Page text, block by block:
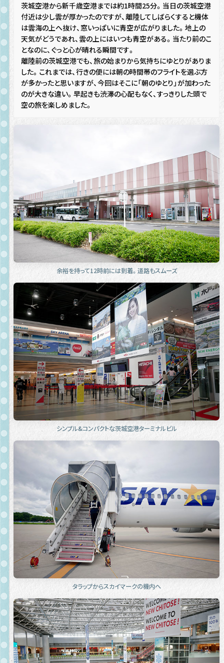
茨城空港から新千歳空港までは約1時間25分。当日の茨城空港
付近は少し雲が厚かったのですが、離陸してしばらくすると機体
は雲海の上へ抜け、窓いっぱいに青空が広がりました。地上の
天気がどうであれ、雲の上にはいつも青空がある。当たり前のこ
となのに、ぐっと心が晴れる瞬間です。
離陸前の茨城空港でも、旅の始まりから気持ちにゆとりがありま
した。これまでは、行きの便には朝の時間帯のフライトを選ぶ方
が多かったと思いますが、今回はそこに「朝のゆとり」が加わった
のが大きな違い。早起きも渋滞の心配もなく、すっきりした頭で
空の旅を楽しめました。
余裕を持って12時前には到着。道路もスムーズ
シンプル&コンパクトな茨城空港ターミナルビル
タラップからスカイマークの機内へ